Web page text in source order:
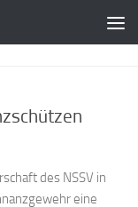
des NSSV in
eine